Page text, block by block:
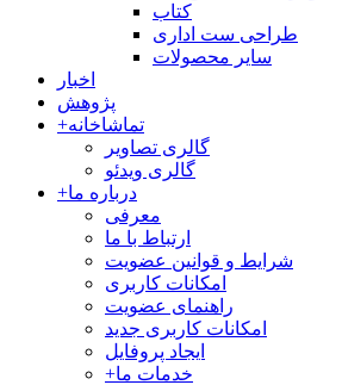
کتاب
طراحی ست اداری
سایر محصولات
اخبار
پژوهش
+تماشاخانه
گالری تصاویر
گالری ویدئو
+درباره ما
معرفی
ارتباط با ما
شرایط و قوانین عضویت
امکانات کاربری
راهنمای عضویت
امکانات کاربری جدید
ایجاد پروفایل
+خدمات ما